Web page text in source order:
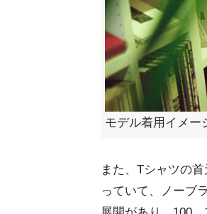
モデル着用イメー
また、Tシャツの
っていて、ノーブ